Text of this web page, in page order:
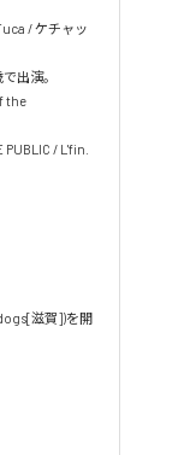
/ ケチャッ
出演。
the
/ L'fin.
滋賀])を開